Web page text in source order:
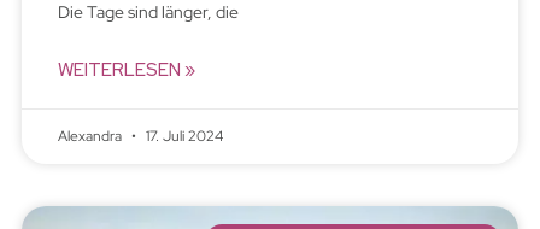
Die Tage sind länger, die
WEITERLESEN »
Alexandra 17. Juli 2024